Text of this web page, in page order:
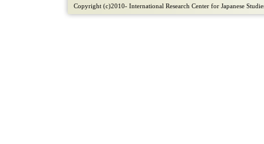
Copyright (c)2010- International Research Center for Japanese